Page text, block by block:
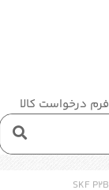
فرم درخواست کالا